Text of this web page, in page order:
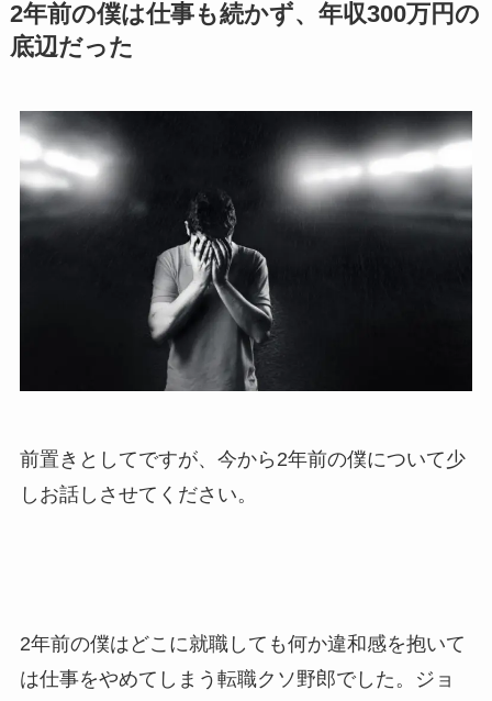
2年前の僕は仕事も続かず、年収300万円の
底辺だった
前置きとしてですが、今から2年前の僕について少
しお話しさせてください。
2年前の僕はどこに就職しても何か違和感を抱いて
は仕事をやめてしまう転職クソ野郎でした。ジョ